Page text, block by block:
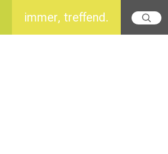
immer, treffend.